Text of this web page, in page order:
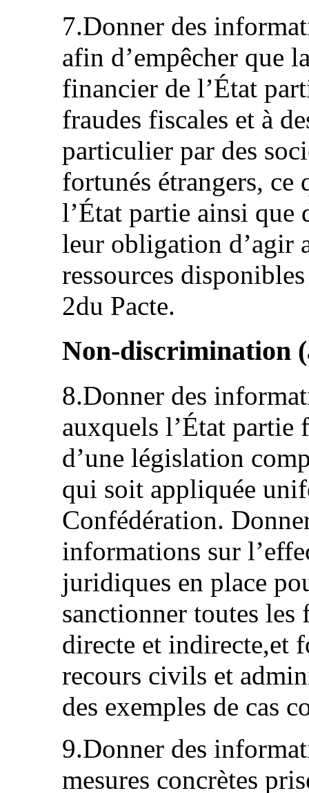
7.Donner des
afin d’empêcher que
financier de l’État
fraudes fiscales et à
particulier par des
fortunés étrangers,
l’État partie ainsi que
leur obligation d’agir
ressources
2du Pacte.
Non-discrimination
8.Donner des
auxquels l’État partie
d’une législation
qui soit appliquée
Confédération.
informations sur
juridiques en place
sanctionner toutes
directe et indirecte,et
recours civils et
des exemples de cas
9.Donner des
mesures concrètes